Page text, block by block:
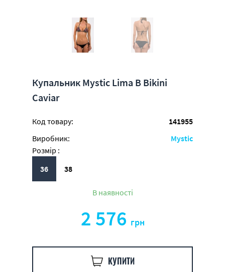
Купальник Mystic Lima B Bikini
Caviar
Код товару:
141955
Виробник:
Mystic
Розмір :
36
38
В наявності
2 576 грн
КУПИТИ